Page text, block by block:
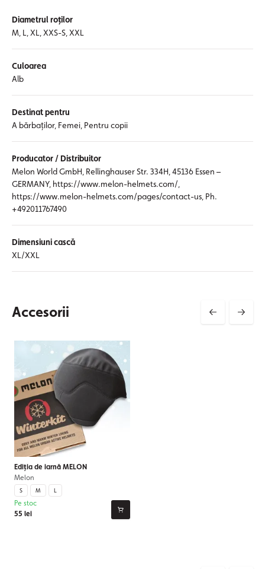
Diametrul roților
M, L, XL, XXS-S, XXL
Culoarea
Alb
Destinat pentru
A bărbaților, Femei, Pentru copii
Producator / Distribuitor
Melon World GmbH, Rellinghauser Str. 334H, 45136 Essen –
GERMANY, https://www.melon-helmets.com/,
https://www.melon-helmets.com/pages/contact-us, Ph.
+492011767490
Dimensiuni cască
XL/XXL
Accesorii
Ediția de iarnă MELON
Melon
S M L
55 lei
Pe stoc